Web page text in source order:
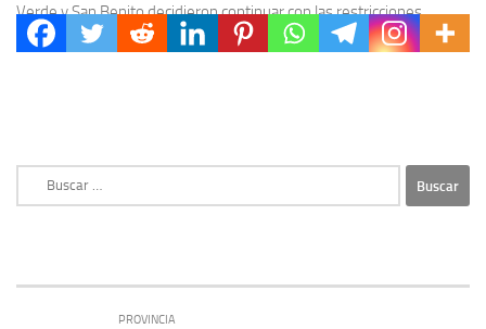
Verde y San Benito decidieron continuar con las restricciones
durante una semana debido al agravamiento de la...
Buscar:
PROVINCIA